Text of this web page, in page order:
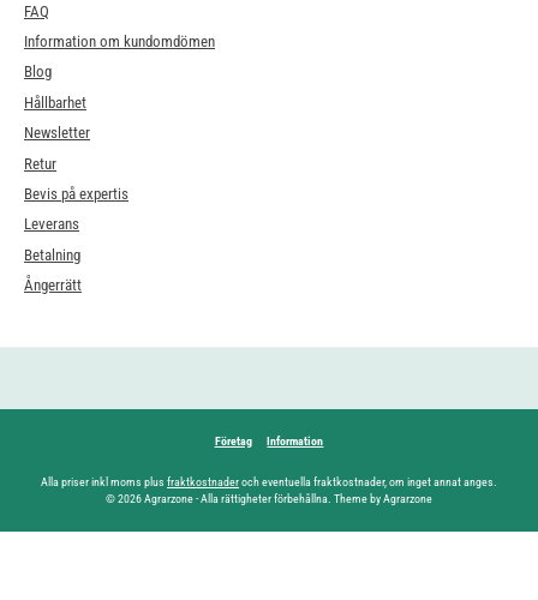
FAQ
Information om kundomdömen
Blog
Hållbarhet
Newsletter
Retur
Bevis på expertis
Leverans
Betalning
Ångerrätt
Företag Information
Alla priser inkl moms plus fraktkostnaderoch eventuella fraktkostnader, om inget annat anges.
© 2026 Agrarzone - Alla rättigheter förbehållna. Theme by Agrarzone